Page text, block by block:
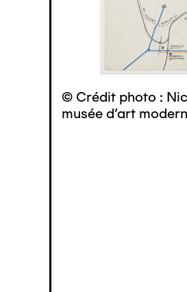
© Crédit photo :
musée d’art